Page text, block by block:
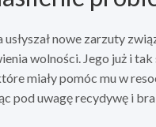
usłyszał nowe zarzuty
wolności. Jego już i
miały pomóc mu w
pod uwagę recydywę i